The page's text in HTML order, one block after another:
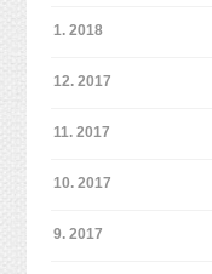
1. 2018
12. 2017
11. 2017
10. 2017
9. 2017